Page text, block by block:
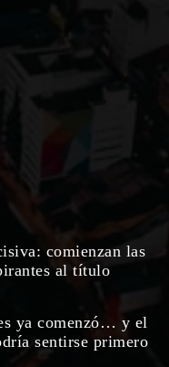
comienzan las
al título
ya comenzó… y el
sentirse primero